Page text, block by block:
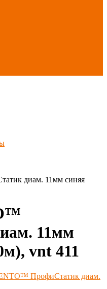
диам. 11мм синяя
11мм
vnt 411